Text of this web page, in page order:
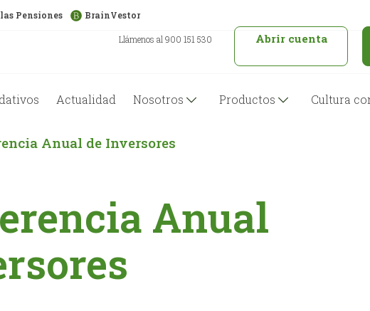
Pensiones BrainVestor
Llámenos al 900 151 530 Abrir cuenta
Actualidad Nosotros Productos Cultura
Anual de Inversores
Anual